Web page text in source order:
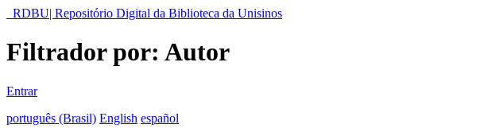
RDBU| Repositório Digital da Biblioteca da Unisinos
Filtrador por: Autor
Entrar
português (Brasil) English español